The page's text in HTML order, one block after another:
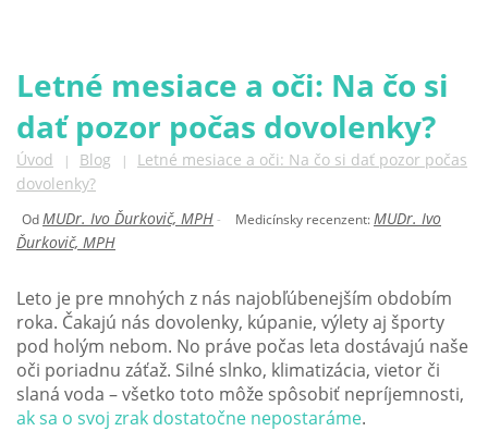
Letné mesiace a oči: Na čo si
dať pozor počas dovolenky?
Úvod | Blog |
Letné mesiace a oči: Na čo si dať pozor počas
dovolenky?
OdMUDr. Ivo Ďurkovič, MPH- Medicínsky recenzent:MUDr. Ivo
Ďurkovič, MPH
Leto je pre mnohých z nás najobľúbenejším obdobím
roka. Čakajú nás dovolenky, kúpanie, výlety aj športy
pod holým nebom. No práve počas leta dostávajú naše
oči poriadnu záťaž. Silné slnko, klimatizácia, vietor či
slaná voda – všetko toto môže spôsobiť nepríjemnosti,
ak sa o svoj zrak dostatočne nepostaráme.